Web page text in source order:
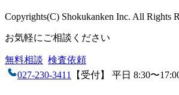
Copyrights(C) Shokukanken Inc. All Rights
お気軽にご相談ください
無料相談 検査依頼
027-230-3411
【受付】 平日 8:30〜